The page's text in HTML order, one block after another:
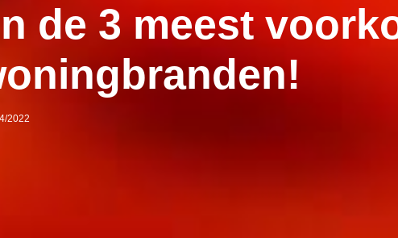
de 3 meest
2022